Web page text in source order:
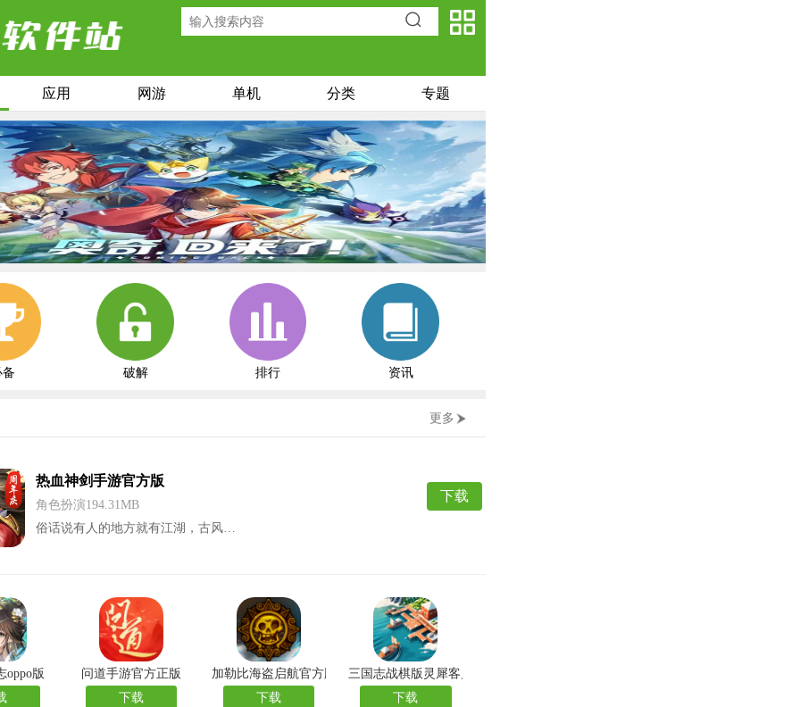
应用 网游 单机 分类 专题
备 破解 排行 资讯
更多
热血神剑手游官方版
角色扮演194.31MB
俗话说有人的地方就有江湖，古风…
下载
oppo版
问道手游官方正版
下载
加勒比海盗启航官方版
下载
三国志战棋版灵犀客户端官方版
下载